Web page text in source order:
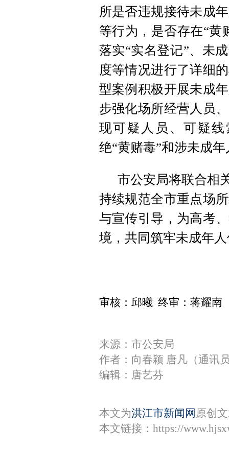
所是否违规接待未成
等行为，是否存在“黄
落实“实名登记”、未
度等情况进行了详细
型案例积极开展未成
步强化场所经营人员
现可疑人员、可疑
绝“黄赌毒”和涉未成
市公安局将联合相
持续规范全市重点场
与宣传引导，为高考
境，共同筑牢未成年
审核：邱曦 终审：蒋耀南
来源：市公安局
作者：向春颖 唐凡（通讯
编辑：唐艺芬
本文为洪江市新闻网 原创
本文链接： https://